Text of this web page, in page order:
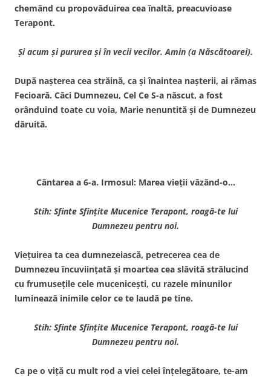
chemând cu propovăduirea cea înaltă, preacuvioase
Terapont.
Şi acum şi pururea şi în vecii vecilor. Amin (a Născătoarei).
După naşterea cea străină, ca şi înaintea naşterii, ai rămas
Fecioară. Căci Dumnezeu, Cel Ce S-a născut, a fost
orânduind toate cu voia, Marie nenuntită şi de Dumnezeu
dăruită.
Cântarea a 6-a. Irmosul: Marea vieţii văzând-o…
Stih: Sfinte Sfinţite Mucenice Terapont, roagă-te lui
Dumnezeu pentru noi.
Vieţuirea ta cea dumnezeiască, petrecerea cea de
Dumnezeu încuviinţată şi moartea cea slăvită strălucind
cu frumuseţile cele muceniceşti, cu razele minunilor
luminează inimile celor ce te laudă pe tine.
Stih: Sfinte Sfinţite Mucenice Terapont, roagă-te lui
Dumnezeu pentru noi.
Ca pe o viţă cu mult rod a viei celei înţelegătoare, te-am